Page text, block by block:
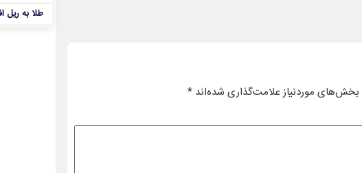
بخش‌های موردنیاز علامت‌گذاری شده‌اند*
طلا به